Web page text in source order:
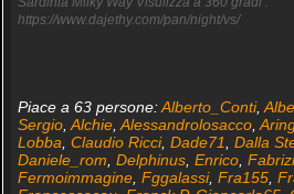
https://www.dajethy.com/pan/night/vs/
Piace a 63 persone:Alberto_Conti,
Sergio, Alchie, Alessandrolosacco,
Lobba Claudio Ricci, Dade71 Dalla
Daniele_rom Delphinus, Enrico,
Fermoimmagine, Fggalassi, Fra155,